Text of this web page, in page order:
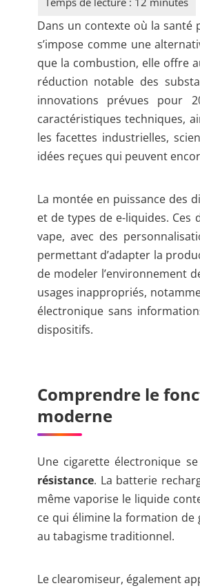
Dans un contexte où la santé
s’impose comme une
que la combustion, elle offre
réduction notable des
innovations prévues pour
caractéristiques techniques,
les facettes industrielles,
idées reçues qui peuvent
La montée en puissance des
et de types de e-liquides. Ces
vape, avec des
permettant d’adapter la
de modeler l’environnement
usages inappropriés,
électronique sans
dispositifs.
Comprendre le
moderne
Une cigarette électronique
résistance. La batterie
même vaporise le liquide
ce qui élimine la formation de
au tabagisme traditionnel.
Le clearomiseur, également